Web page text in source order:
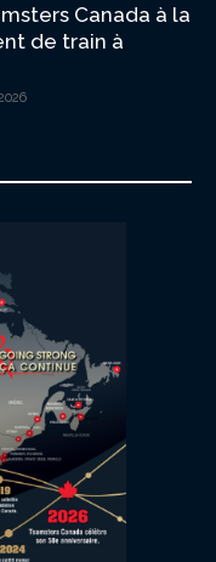
Canada à la
de train à